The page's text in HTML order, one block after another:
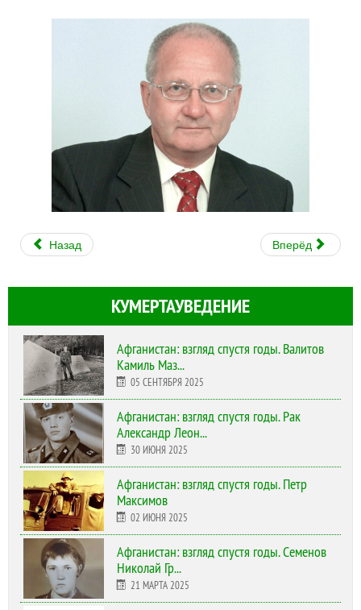
Назад Вперёд
КУМЕРТАУВЕДЕНИЕ
Афганистан: взгляд спустя годы. Валитов
Камиль Маз...
05 СЕНТЯБРЯ 2025
Афганистан: взгляд спустя годы. Рак
Александр Леон...
30 ИЮНЯ 2025
Афганистан: взгляд спустя годы. Петр
Максимов
02 ИЮНЯ 2025
Афганистан: взгляд спустя годы. Семенов
Николай Гр...
21 МАРТА 2025